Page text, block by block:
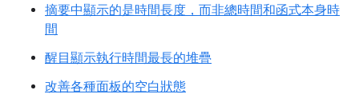
摘要中顯示的是時間長度，而非總時間和函式本身時
間
醒目顯示執行時間最長的堆疊
改善各種面板的空白狀態